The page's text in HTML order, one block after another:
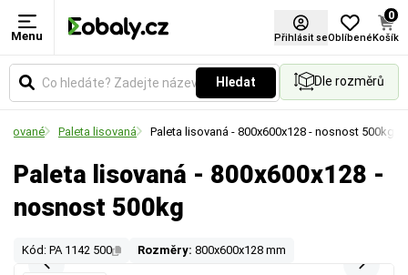
Menu Přihlásit seOblíbené
0
Košík
Hledat Dle rozměrů
Paleta lisovaná Paleta lisovaná - 800x600x128 - nosnost 500kg
Paleta lisovaná - 800x600x128 -
nosnost 500kg
Kód: PA 1142 500 Rozměry: 800x600x128 mm